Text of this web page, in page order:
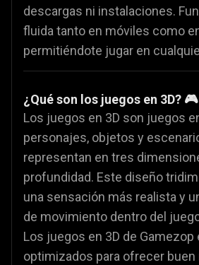
descargas ni instalaciones.
fluida tanto en móviles como
permitiéndote jugar en
¿Qué son los juegos en 3D?
Los juegos en 3D son juegos
personajes, objetos y
representan en tres
profundidad. Este diseño
una sensación más realista y
de movimiento dentro del
Los juegos en 3D de Gamezop
optimizados para ofrecer